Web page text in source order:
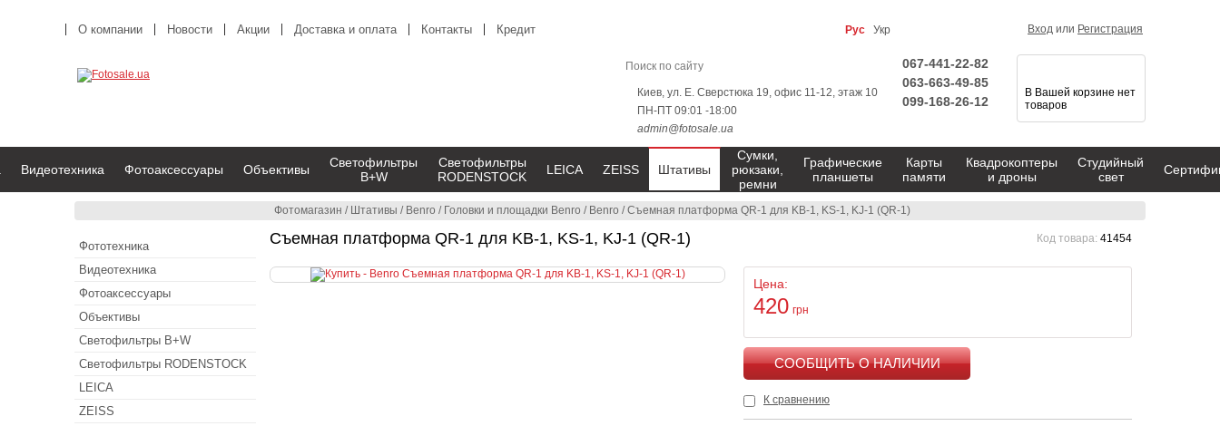
Фотомагазин / Штативы / Benro / Головки и площадки Benro / Benro /Съемная платформа QR-1 для KB-1, KS-1, KJ-1 (QR-1)
Съемная платформа QR-1 для KB-1, KS-1, KJ-1 (QR-1) Код товара: 41454
Цена:
420 грн
К сравнению
О компании Новости Акции Доставка и оплата Контакты Кредит Рус Укр Вход или Регистрация
Киев, ул. Е. Сверстюка 19, офис 11-12, этаж 10
ПН-ПТ 09:01 -18:00
admin@fotosale.ua
067-441-22-82
063-663-49-85
099-168-26-12
В Вашей корзине нет
товаров
Видеотехника Фотоаксессуары Объективы
Светофильтры
B+W
Светофильтры
RODENSTOCK
LEICA ZEISS Штативы
Сумки,
рюкзаки,
ремни
Графические
планшеты
Карты
памяти
Квадрокоптеры
и дроны
Студийный
свет
Фототехника
Видеотехника
Фотоаксессуары
Объективы
Светофильтры B+W
Светофильтры RODENSTOCK
LEICA
ZEISS